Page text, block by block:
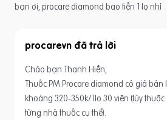
bạn ơi, procare diamond bao tiền 1 lọ nhỉ
procarevn
Chào bạn Thanh Hiền,
Thuốc PM Procare diamond có giá bán
khoảng 320-350k/1lo 30 viên (tùy
từng nhà thuốc cụ thể).